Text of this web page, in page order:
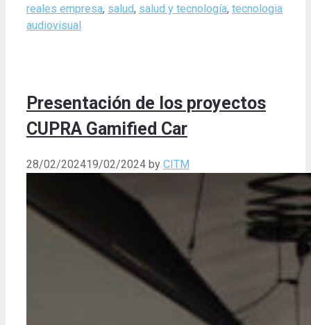
reales empresa, salud, salud y tecnología, tecnologia
audiovisual
Presentación de los proyectos
CUPRA Gamified Car
28/02/202419/02/2024 by CITM